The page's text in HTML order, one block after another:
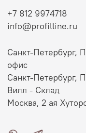
+7 812 9974718
info@profilline.ru
Санкт-Петербург,
офис
Санкт-Петербург,
Вилл - Склад
Москва, 2 ая